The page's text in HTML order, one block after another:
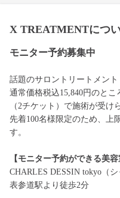
X TREATMENTにつ
モニター予約募集中
話題のサロントリートメント
通常価格税込15,840円のと
（2チケット）で施術が受け
先着100名様限定のため、上
す。
【モニター予約ができる美容
CHARLES DESSIN tokyo（
表参道駅より徒歩2分